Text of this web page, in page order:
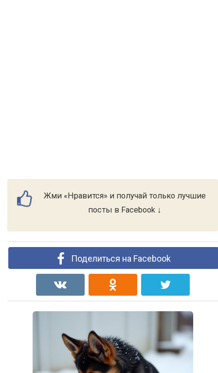
Жми «Нравится» и получай только лучшие
посты в Facebook ↓
Поделиться на Facebook